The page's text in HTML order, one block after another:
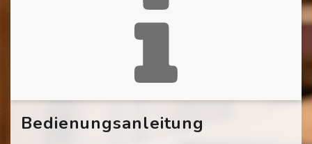
Bedienungsanleitung